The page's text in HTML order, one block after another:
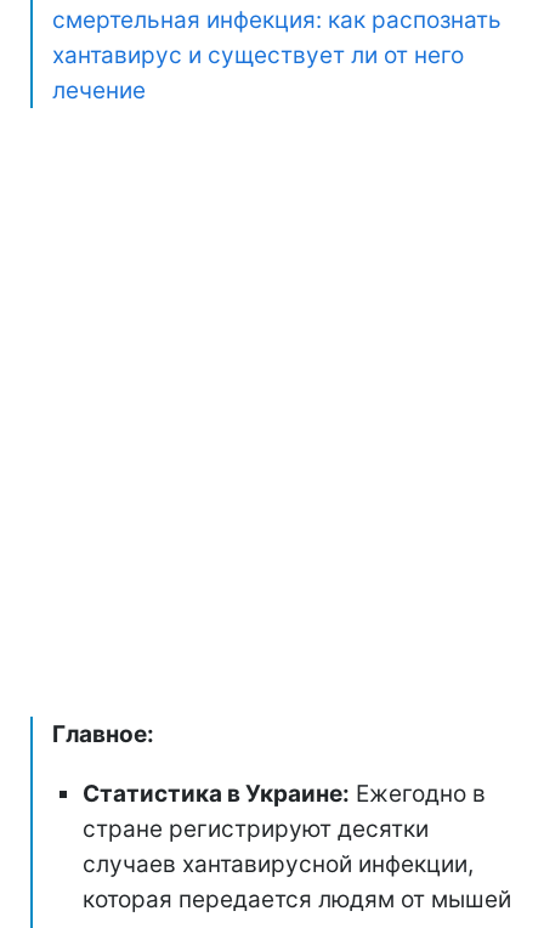
смертельная инфекция: как распознать
хантавирус и существует ли от него
лечение
Главное:
Статистика в Украине: Ежегодно в
стране регистрируют десятки
случаев хантавирусной инфекции,
которая передается людям от мышей